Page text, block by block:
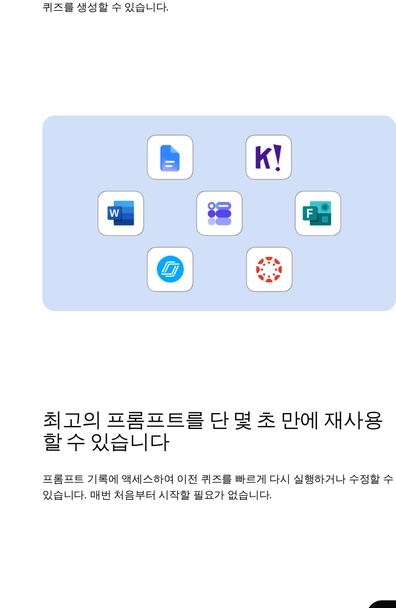
퀴즈를 생성할 수 있습니다.
최고의 프롬프트를 단 몇 초 만에 재사용
할 수 있습니다
프롬프트 기록에 액세스하여 이전 퀴즈를 빠르게 다시 실행하거나 수정할 수
있습니다. 매번 처음부터 시작할 필요가 없습니다.